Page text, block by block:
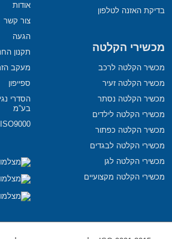
בדיקת האזנה לטלפון
מכשירי הקלטה
מכשיר הקלטה לרכב
מכשיר הקלטה זעיר
מכשיר הקלטה נסתר
מכשירי הקלטה לילדים
מכשיר הקלטה כפתור
מכשירי הקלטה לבגדים
מכשירי הקלטה לגן
מכשירי הקלטה מקצועיים
אודות
צור קשר
הגעה
תקנון
מעקב
ספייפון
הסדרי
בע”מ
ISO9000